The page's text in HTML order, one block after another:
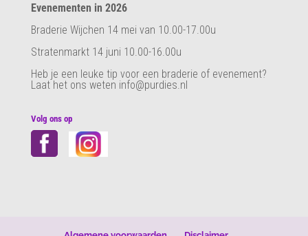
Evenementen in 2026
Braderie Wijchen 14 mei van 10.00-17.00u
Stratenmarkt 14 juni 10.00-16.00u
Heb je een leuke tip voor een braderie of evenement?
Laat het ons weten info@purdies.nl
Volg ons op